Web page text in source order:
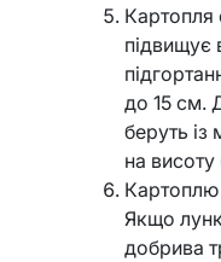
Картопля
підвищує
до 15 см.
беруть із
на
Картоплю
Якщо
добрива